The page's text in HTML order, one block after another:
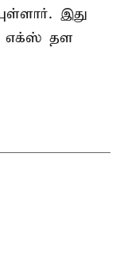
இது
எக்ஸ் தள